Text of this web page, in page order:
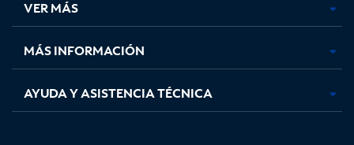
pestaña
nueva
pestaña
nueva
pestaña
nuevanueva
VER MÁS
MÁS INFORMACIÓN
AYUDA Y ASISTENCIA TÉCNICA